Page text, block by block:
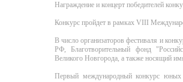
Награждение и концерт победителей
Конкурс пройдет в рамках VIII
В число организаторов фестиваля и
РФ, Благотворительный фонд
Великого Новгорода, а также носящий
Первый международный конкурс